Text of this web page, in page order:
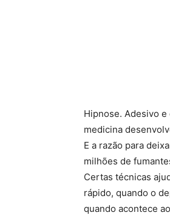
Hipnose. Adesivo
medicina
E a razão para
milhões de
Certas técnicas
rápido, quando o
quando acontece